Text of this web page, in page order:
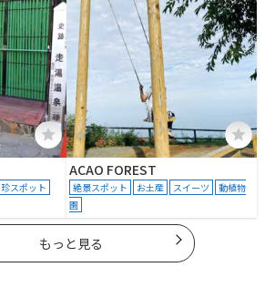
珍スポット
ACAO FOREST
絶景スポット お土産 スイーツ
動植物
園
もっと見る